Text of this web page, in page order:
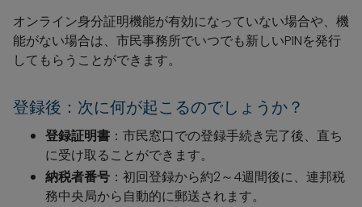
オンライン身分証明機能が有効になっていない場合や、機
能がない場合は、市民事務所でいつでも新しいPINを発行
してもらうことができます。
登録後：次に何が起こるのでしょうか？
登録証明書 ：市民窓口での登録手続き完了後、直ち
に受け取ることができます。
納税者番号 ：初回登録から約2～4週間後に、連邦税
務中央局から自動的に郵送されます。